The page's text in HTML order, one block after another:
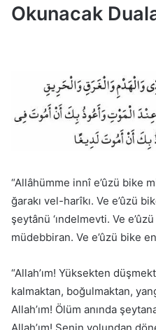
Okunacak
“Allâhümme innî e’ûzü bike
ğarakı vel-harîkı. Ve e’ûzü
şeytânü ‘ındelmevti. Ve
müdebbiran. Ve e’ûzü bike
“Allah’ım! Yüksekten
kalmaktan, boğulmaktan,
Allah’ım! Ölüm anında